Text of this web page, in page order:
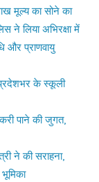
मूल्य का सोने का
ने लिया अभिरक्षा में
और प्राणवायु
प्रदेशभर के स्कूली
पाने की जुगत,
ने की सराहना,